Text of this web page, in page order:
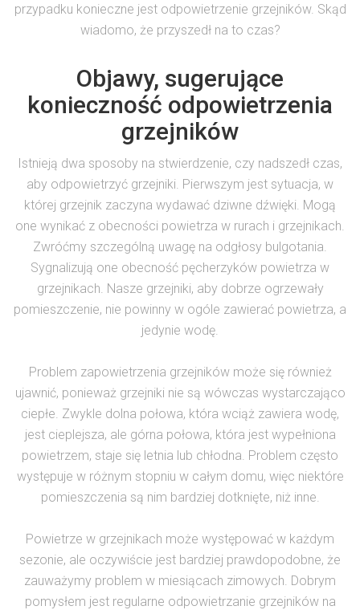
przypadku konieczne jest odpowietrzenie grzejników. Skąd
wiadomo, że przyszedł na to czas?
Objawy, sugerujące
konieczność odpowietrzenia
grzejników
Istnieją dwa sposoby na stwierdzenie, czy nadszedł czas,
aby odpowietrzyć grzejniki. Pierwszym jest sytuacja, w
której grzejnik zaczyna wydawać dziwne dźwięki. Mogą
one wynikać z obecności powietrza w rurach i grzejnikach.
Zwróćmy szczególną uwagę na odgłosy bulgotania.
Sygnalizują one obecność pęcherzyków powietrza w
grzejnikach. Nasze grzejniki, aby dobrze ogrzewały
pomieszczenie, nie powinny w ogóle zawierać powietrza, a
jedynie wodę.
Problem zapowietrzenia grzejników może się również
ujawnić, ponieważ grzejniki nie są wówczas wystarczająco
ciepłe. Zwykle dolna połowa, która wciąż zawiera wodę,
jest cieplejsza, ale górna połowa, która jest wypełniona
powietrzem, staje się letnia lub chłodna. Problem często
występuje w różnym stopniu w całym domu, więc niektóre
pomieszczenia są nim bardziej dotknięte, niż inne.
Powietrze w grzejnikach może występować w każdym
sezonie, ale oczywiście jest bardziej prawdopodobne, że
zauważymy problem w miesiącach zimowych. Dobrym
pomysłem jest regularne odpowietrzanie grzejników na